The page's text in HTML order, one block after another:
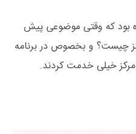
بود که وقتی موضوعی پیش
چیست؟ و بخصوص در برنامه
خیلی خدمت کردند.